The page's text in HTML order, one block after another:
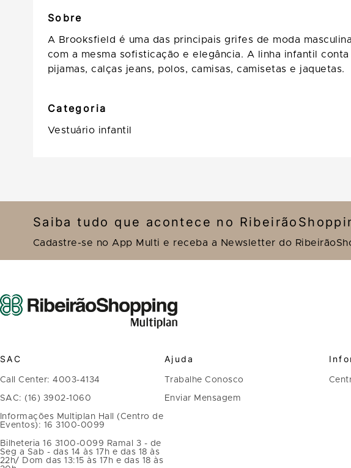
Sobre
A Brooksfield é uma das principais grifes de moda
com a mesma sofisticação e elegância. A linha infantil
pijamas, calças jeans, polos, camisas, camisetas e jaquetas.
Categoria
Vestuário infantil
Saiba tudo que acontece no
Cadastre-se no App Multi e receba a Newsletter do
SAC
Call Center: 4003-4134
SAC: (16) 3902-1060
Informações Multiplan Hall (Centro de
Eventos): 16 3100-0099
Bilheteria 16 3100-0099 Ramal 3 - de
Seg a Sab - das 14 às 17h e das 18 às
22h/ Dom das 13:15 às 17h e das 18 às
Ajuda
Trabalhe Conosco
Enviar Mensagem